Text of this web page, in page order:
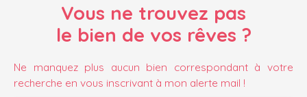
Vous ne trouvez pas
le bien de vos rêves ?
Ne manquez plus aucun bien correspondant à votre
recherche en vous inscrivant à mon alerte mail !